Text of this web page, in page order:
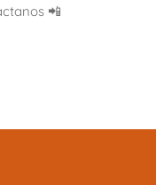
📲